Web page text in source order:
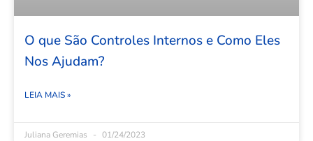
O que São Controles Internos e Como Eles
Nos Ajudam?
LEIA MAIS »
Juliana Geremias 01/24/2023